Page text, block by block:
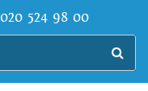
020 524 98 00